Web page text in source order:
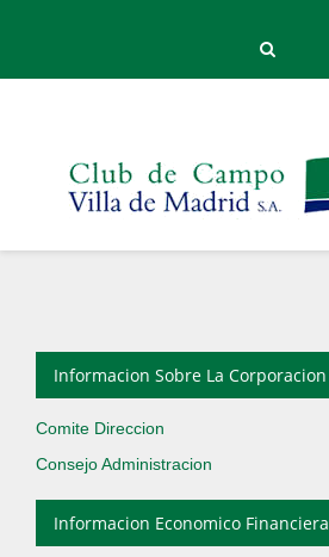
Informacion Sobre La Corporacion
Comite Direccion
Consejo Administracion
Informacion Economico Financiera